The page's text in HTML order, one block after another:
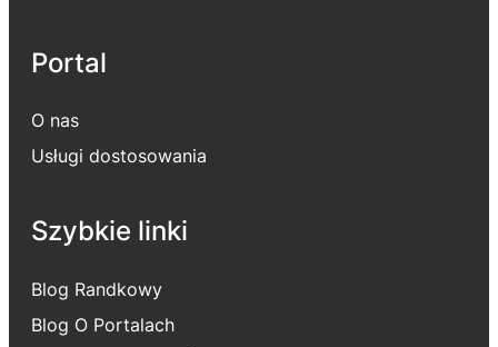
Portal
O nas
Usługi dostosowania
Szybkie linki
Blog Randkowy
Blog O Portalach